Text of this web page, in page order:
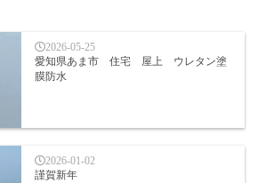
2026-05-25
愛知県あま市 住宅 屋上 ウレタン塗
膜防水
2026-01-02
謹賀新年